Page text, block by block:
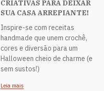
CRIATIVAS PARA DEIXAR
SUA CASA ARREPIANTE!
Inspire-se com receitas
handmade que unem crochê,
cores e diversão para um
Halloween cheio de charme (e
sem sustos!)
Leia mais